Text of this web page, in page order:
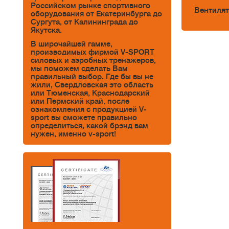
Российском рынке спортивного
оборудования от Екатеринбурга до
Сургута, от Калининграда до
Якутска.
В широчайшей гамме,
производимых фирмой V-SPORT
силовых и аэробных тренажеров,
мы поможем сделать Вам
правильный выбор. Где бы вы не
жили, Свердловская это область
или Тюменская, Краснодарский
или Пермский край, после
ознакомления с продукцией V-
sport вы сможете правильно
определиться, какой брэнд вам
нужен, именно v-sport!